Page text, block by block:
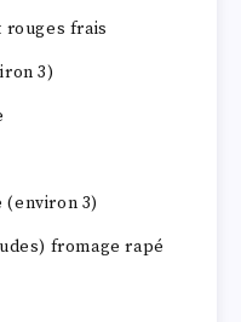
rouges frais
3)
(environ 3)
fromage rapé